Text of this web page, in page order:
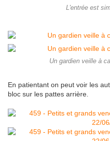
L'entrée est
Un gardien veille à
En patientant on peut voir les
bloc sur les pattes arrière.